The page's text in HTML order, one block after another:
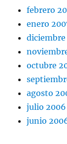
febrero
enero
octubre
agosto
julio 2006
junio